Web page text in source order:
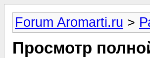
Forum Aromarti.ru >
Просмотр